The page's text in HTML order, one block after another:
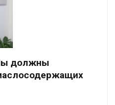
должны